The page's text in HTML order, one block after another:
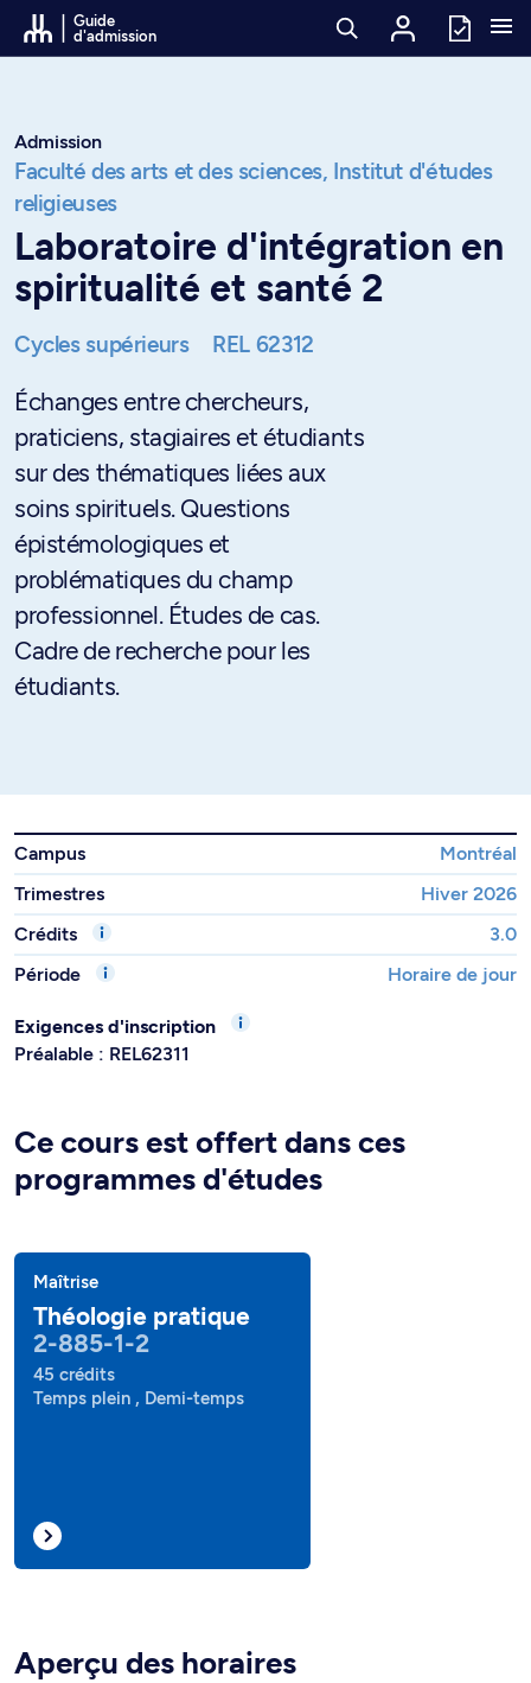
Passer au contenu
Guide
d'admission
Admission
Faculté des arts et des sciences, Institut d'études
religieuses
Laboratoire d'intégration en
spiritualité et santé 2
Cycles supérieurs REL 62312
Échanges entre chercheurs,
praticiens, stagiaires et étudiants
sur des thématiques liées aux
soins spirituels. Questions
épistémologiques et
problématiques du champ
professionnel. Études de cas.
Cadre de recherche pour les
étudiants.
Campus
Montréal
Trimestres
Hiver 2026
Crédits
3.0
Période
Horaire de jour
Exigences d'inscription
Préalable : REL62311
Ce cours est offert dans ces
programmes d'études
Maîtrise
Théologie pratique
2-885-1-2
45 crédits
Temps plein , Demi-temps
Aperçu des horaires